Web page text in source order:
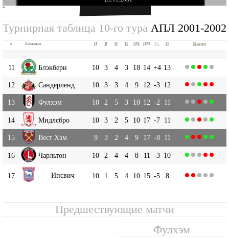
''
Турнирная таблица 10-го тура АПЛ 2001-2002
# Команда И В Н П ЗМ ПМ +|- О Матчи
11
Блэкберн 10 3 4 3 18 14 +4 13
12 Сандерленд 10 3 3 4 9 12 -3 12
13 Фулхэм 10 2 5 3 10 12 -2 11
14 Мидлсбро 10 3 2 5 10 17 -7 11
15 Вест Хэм 9 3 2 4 9 17 -8 11
16 Чарльтон 10 2 4 4 8 11 -3 10
17 Ипсвич 10 1 5 4 10 15 -5 8
Предшествующие матчи
Фулхэм